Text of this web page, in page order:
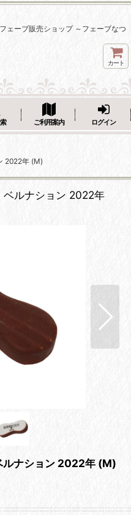
ェーブ販売ショップ ～フェーブなつ
カート
ご利用案内 ログイン
2022年 (M)
ベルナション 2022年
ルナション 2022年 (M)